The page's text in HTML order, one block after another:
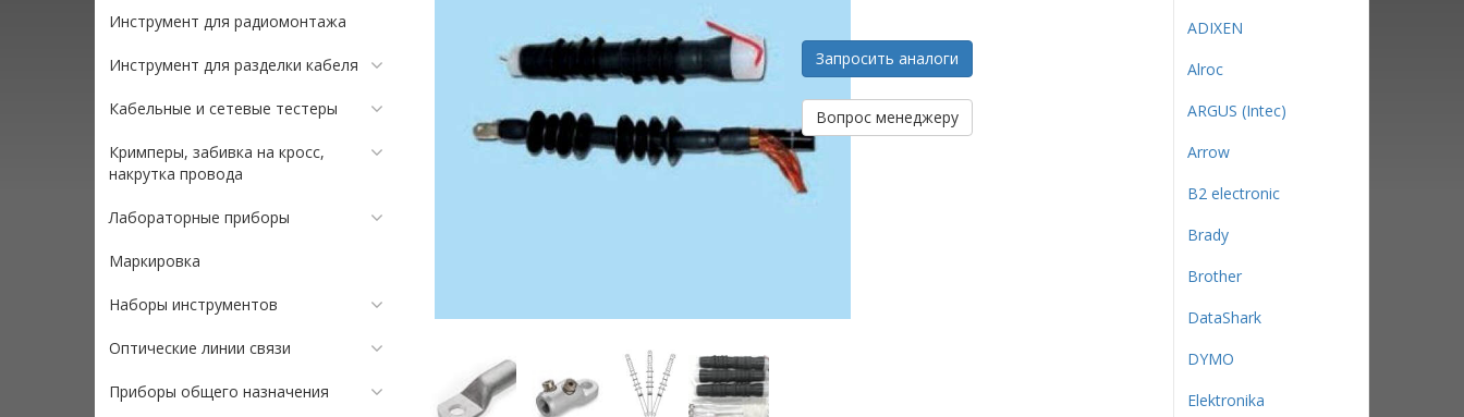
Инструмент для радиомонтажа
Инструмент для разделки кабеля
Кабельные и сетевые тестеры
Кримперы, забивка на кросс,
накрутка провода
Лабораторные приборы
Маркировка
Наборы инструментов
Оптические линии связи
Приборы общего назначения
Запросить аналоги
Вопрос менеджеру
ADIXEN
Alroc
ARGUS (Intec)
Arrow
B2 electronic
Brady
Brother
DataShark
DYMO
Elektronika